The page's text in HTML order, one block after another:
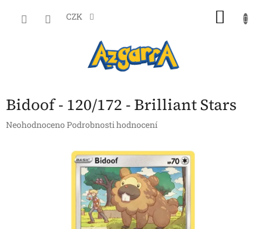
CZK
Bidoof - 120/172 - Brilliant Stars
Průměrné
Neohodnoceno Podrobnosti hodnocení